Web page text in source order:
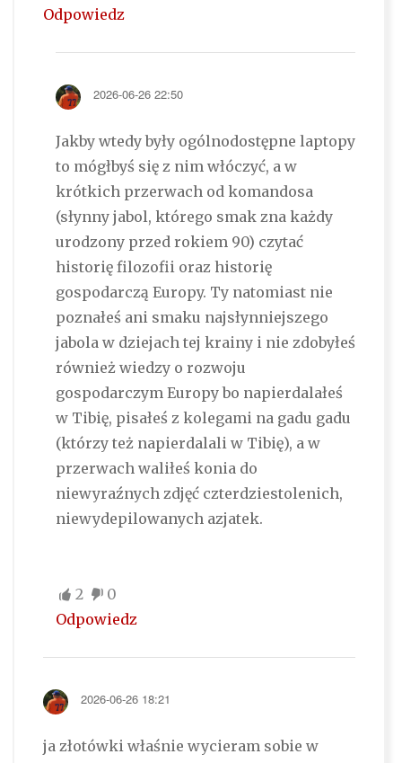
Odpowiedz
2026-06-26 22:50
Jakby wtedy były ogólnodostępne laptopy
to mógłbyś się z nim włóczyć, a w
krótkich przerwach od komandosa
(słynny jabol, którego smak zna każdy
urodzony przed rokiem 90) czytać
historię filozofii oraz historię
gospodarczą Europy. Ty natomiast nie
poznałeś ani smaku najsłynniejszego
jabola w dziejach tej krainy i nie zdobyłeś
również wiedzy o rozwoju
gospodarczym Europy bo napierdalałeś
w Tibię, pisałeś z kolegami na gadu gadu
(którzy też napierdalali w Tibię), a w
przerwach waliłeś konia do
niewyraźnych zdjęć czterdziestolenich,
niewydepilowanych azjatek.
2
0
Odpowiedz
2026-06-26 18:21
ja złotówki właśnie wycieram sobie w